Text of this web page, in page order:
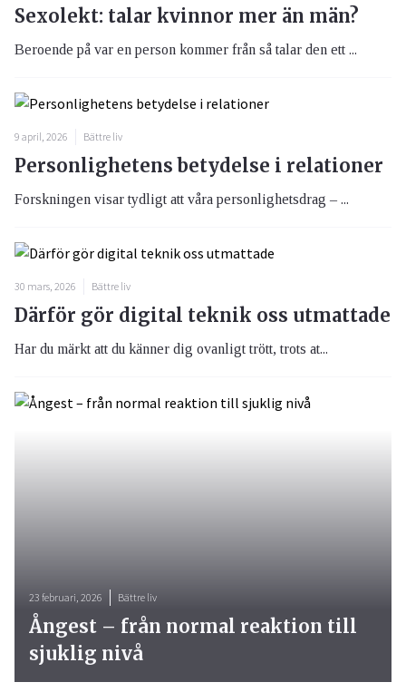
Sexolekt: talar kvinnor mer än män?
Beroende på var en person kommer från så talar den ett ...
9 april, 2026 Bättre liv
Personlighetens betydelse i relationer
Forskningen visar tydligt att våra personlighetsdrag – ...
30 mars, 2026 Bättre liv
Därför gör digital teknik oss utmattade
Har du märkt att du känner dig ovanligt trött, trots at...
23 februari, 2026 Bättre liv
Ångest – från normal reaktion till
sjuklig nivå